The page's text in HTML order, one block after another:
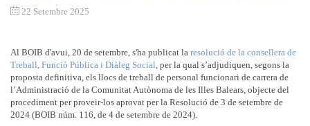
22 Setembre 2025
Al BOIB d'avui, 20 de setembre, s'ha publicat la resolució de la consellera de
Treball, Funció Pública i Diàleg Social, per la qual s’adjudiquen, segons la
proposta definitiva, els llocs de treball de personal funcionari de carrera de
l’Administració de la Comunitat Autònoma de les Illes Balears, objecte del
procediment per proveir-los aprovat per la Resolució de 3 de setembre de
2024 (BOIB núm. 116, de 4 de setembre de 2024).